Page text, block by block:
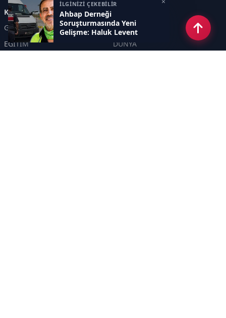
İLGİNİZİ ÇEKEBİLİR
Ahbap Derneği
Soruşturmasında Yeni
Gelişme: Haluk Levent
Cezaevine Gönderildi
Kategoriler
GÜNDEM
EKONOMİ
EĞİTİM
DÜNYA